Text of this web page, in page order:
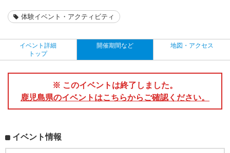
体験イベント・アクティビティ
イベント詳細
トップ
開催期間など 地図・アクセス
※ このイベントは終了しました。
鹿児島県のイベントはこちらからご確認ください。
イベント情報